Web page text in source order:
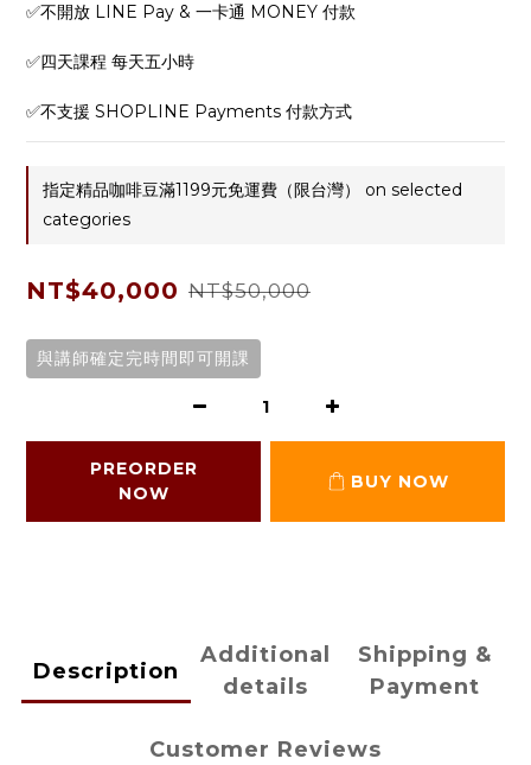
✅不開放 LINE Pay & 一卡通 MONEY 付款
✅四天課程 每天五小時
✅不支援 SHOPLINE Payments 付款方式
指定精品咖啡豆滿1199元免運費（限台灣） on selected
categories
NT$40,000 NT$50,000
與講師確定完時間即可開課
PREORDER
NOW
BUY NOW
Description
Additional
details
Shipping &
Payment
Customer Reviews